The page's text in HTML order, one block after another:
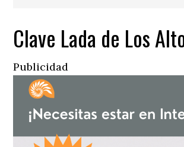
Clave Lada de Los
Publicidad